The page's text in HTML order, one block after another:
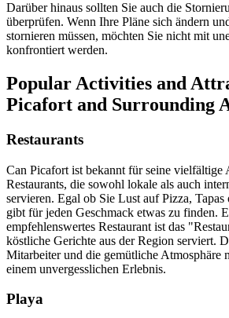
Darüber hinaus sollten Sie auch die
überprüfen. Wenn Ihre Pläne sich ändern
stornieren müssen, möchten Sie nicht mit
konfrontiert werden.
Popular Activities and
Picafort and Surrounding
Restaurants
Can Picafort ist bekannt für seine vielfältige
Restaurants, die sowohl lokale als auch
servieren. Egal ob Sie Lust auf Pizza, Tapas
gibt für jeden Geschmack etwas zu finden.
empfehlenswertes Restaurant ist das
köstliche Gerichte aus der Region serviert.
Mitarbeiter und die gemütliche Atmosphäre
einem unvergesslichen Erlebnis.
Playa